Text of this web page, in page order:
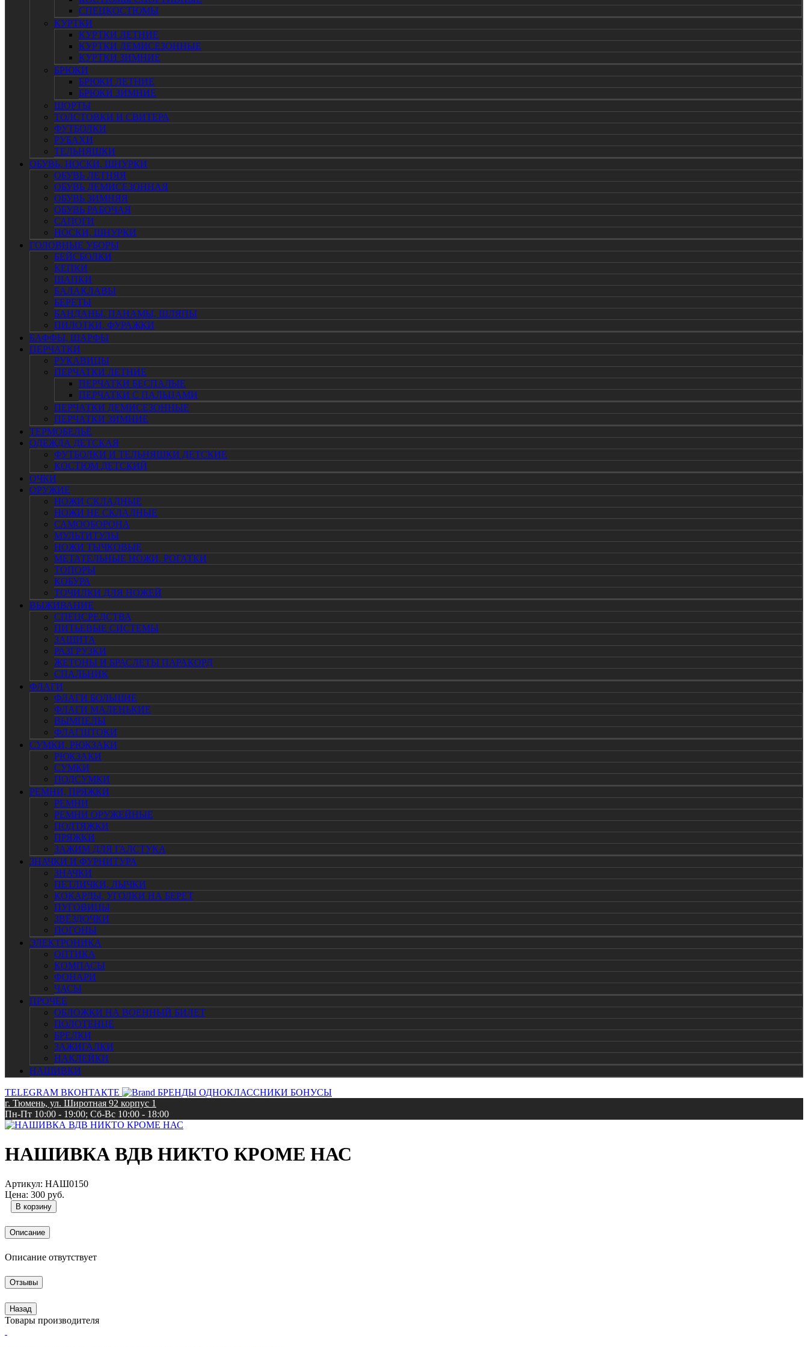
СПЕЦКОСТЮМЫ
КУРТКИ
КУРТКИ ЛЕТНИЕ
КУРТКИ ДЕМИСЕЗОННЫЕ
КУРТКИ ЗИМНИЕ
БРЮКИ
БРЮКИ ЛЕТНИЕ
БРЮКИ ЗИМНИЕ
ШОРТЫ
ТОЛСТОВКИ И СВИТЕРА
ФУТБОЛКИ
РУБАХИ
ТЕЛЬНЯШКИ
ОБУВЬ, НОСКИ, ШНУРКИ
ОБУВЬ ЛЕТНЯЯ
ОБУВЬ ДЕМИСЕЗОННАЯ
ОБУВЬ ЗИМНЯЯ
ОБУВЬ РАБОЧАЯ
САПОГИ
НОСКИ, ШНУРКИ
ГОЛОВНЫЕ УБОРЫ
БЕЙСБОЛКИ
КЕПКИ
ШАПКИ
БАЛАКЛАВЫ
БЕРЕТЫ
БАНДАНЫ, ПАНАМЫ, ШЛЯПЫ
ПИЛОТКИ, ФУРАЖКИ
БАФФЫ, ШАРФЫ
ПЕРЧАТКИ
РУКАВИЦЫ
ПЕРЧАТКИ ЛЕТНИЕ
ПЕРЧАТКИ БЕСПАЛЫЕ
ПЕРЧАТКИ С ПАЛЬЦАМИ
ПЕРЧАТКИ ДЕМИСЕЗОННЫЕ
ПЕРЧАТКИ ЗИМНИЕ
ТЕРМОБЕЛЬЁ
ОДЕЖДА ДЕТСКАЯ
ФУТБОЛКИ И ТЕЛЬНЯШКИ ДЕТСКИЕ
КОСТЮМ ДЕТСКИЙ
ОЧКИ
ОРУЖИЕ
НОЖИ СКЛАДНЫЕ
НОЖИ НЕ СКЛАДНЫЕ
САМООБОРОНА
МУЛЬТИТУЛЫ
НОЖИ ТЫЧКОВЫЕ
МЕТАТЕЛЬНЫЕ НОЖИ, РОГАТКИ
ТОПОРЫ
КОБУРА
ТОЧИЛКИ ДЛЯ НОЖЕЙ
ВЫЖИВАНИЕ
СПЕЦСРЕДСТВА
ПИТЬЕВЫЕ СИСТЕМЫ
ЗАЩИТА
РАЗГРУЗКИ
ЖЕТОНЫ И БРАСЛЕТЫ ПАРАКОРД
СПАЛЬНИК
ФЛАГИ
ФЛАГИ БОЛЬШИЕ
ФЛАГИ МАЛЕНЬКИЕ
ВЫМПЕЛЫ
ФЛАГШТОКИ
СУМКИ, РЮКЗАКИ
РЮКЗАКИ
СУМКИ
ПОДСУМКИ
РЕМНИ, ПРЯЖКИ
РЕМНИ
РЕМНИ ОРУЖЕЙНЫЕ
ПОДТЯЖКИ
ПРЯЖКИ
ЗАЖИМ ДЛЯ ГАЛСТУКА
ЗНАЧКИ И ФУРНИТУРА
ЗНАЧКИ
ПЕТЛИЧКИ, ЛЫЧКИ
КОКАРДЫ, УГОЛКИ НА БЕРЕТ
ПУГОВИЦЫ
ЗВЁЗДОЧКИ
ПОГОНЫ
ЭЛЕКТРОНИКА
ОПТИКА
КОМПАСЫ
ФОНАРИ
ЧАСЫ
ПРОЧЕЕ
ОБЛОЖКИ НА ВОЕННЫЙ БИЛЕТ
ПОЛОТЕНЦЕ
БРЕЛКИ
ЗАЖИГАЛКИ
НАКЛЕЙКИ
НАШИВКИ
TELEGRAM ВКОНТАКТЕ БРЕНДЫ ОДНОКЛАССНИКИ БОНУСЫ
г. Тюмень, ул. Широтная 92 корпус 1
Пн-Пт 10:00 - 19:00; Сб-Вс 10:00 - 18:00
НАШИВКА ВДВ НИКТО КРОМЕ НАС
Артикул: НАШ0150
Цена: 300 руб.
Описание
Описание отвутствует
Отзывы
Назад
Товары производителя